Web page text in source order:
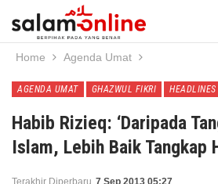
Home Agenda Umat
AGENDA UMAT GHAZWUL FIKRI HEADLINES
Habib Rizieq: ‘Daripada
Islam, Lebih Baik Tangkap
Terakhir Diperbaru 7 Sep 2013 05:27